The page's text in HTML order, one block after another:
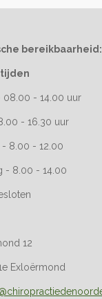
- 08.00
08.00
-
- 8.00 - 14.00
12
Exloërmond